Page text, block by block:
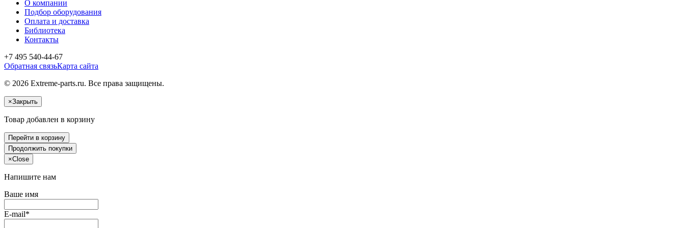
О компании
Подбор оборудования
Оплата и доставка
Библиотека
Контакты
+7 495 540-44-67
Обратная связьКарта сайта
© 2026 Extreme-parts.ru. Все права защищены.
×Закрыть
Товар добавлен в корзину
Перейти в корзину
Продолжить покупки
×Close
Напишите нам
Ваше имя
E-mail*